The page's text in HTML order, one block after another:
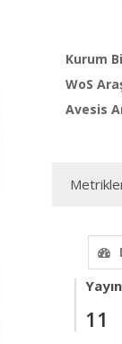
Kurum
WoS
Avesis
Yayın
11